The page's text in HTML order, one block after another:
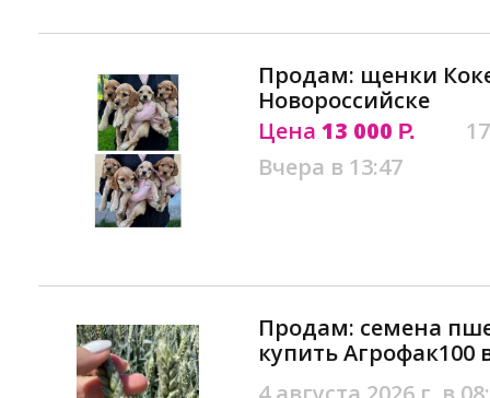
Продам: щенки
Новороссийске
Цена 13 000 Р.
Вчера в 13:47
Продам: семена
купить Агрофак100